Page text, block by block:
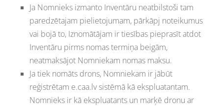
Ja Nomnieks izmanto Inventāru neatbilstoši tam
paredzētajam pielietojumam, pārkāpj noteikumus
vai bojā to, Iznomātājam ir tiesības pieprasīt atdot
Inventāru pirms nomas termiņa beigām,
neatmaksājot Nomniekam nomas maksu.
Ja tiek nomāts drons, Nomniekam ir jābūt
reģistrētam e.caa.lv sistēmā kā ekspluatantam.
Nomnieks ir kā ekspluatants un marķē dronu ar